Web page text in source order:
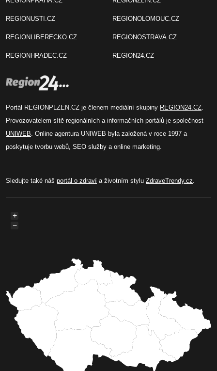
REGIONUSTI.CZ
REGIONLIBERECKO.CZ
REGIONHRADEC.CZ
REGIONOLOMOUC.CZ
REGIONOSTRAVA.CZ
REGION24.CZ
Portál REGIONPLZEN.CZ je členem mediální skupiny REGION24.CZ.
Provozovatelem sítě regionálních a informačních portálů je společnost
UNIWEB. Online agentura UNIWEB byla založená v roce 1997 a
poskytuje tvorbu webů, SEO služby a online marketing.
Sledujte také náš portál o zdraví a životním stylu ZdraveTrendy.cz.
+
−